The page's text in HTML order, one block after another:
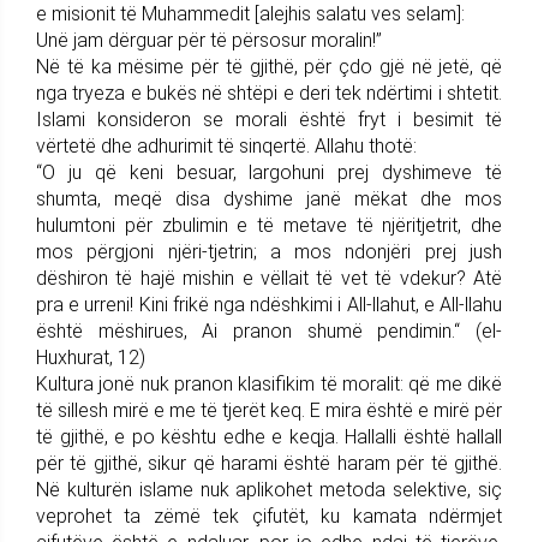
e misionit të Muhammedit [alejhis salatu ves selam]:
Unë jam dërguar për të përsosur moralin!”
Në të ka mësime për të gjithë, për çdo gjë në jetë, që
nga tryeza e bukës në shtëpi e deri tek ndërtimi i shtetit.
Islami konsideron se morali është fryt i besimit të
vërtetë dhe adhurimit të sinqertë. Allahu thotë:
“O ju që keni besuar, largohuni prej dyshimeve të
shumta, meqë disa dyshime janë mëkat dhe mos
hulumtoni për zbulimin e të metave të njëritjetrit, dhe
mos përgjoni njëri-tjetrin; a mos ndonjëri prej jush
dëshiron të hajë mishin e vëllait të vet të vdekur? Atë
pra e urreni! Kini frikë nga ndëshkimi i All-llahut, e All-llahu
është mëshirues, Ai pranon shumë pendimin.“ (el-
Huxhurat, 12)
Kultura jonë nuk pranon klasifikim të moralit: që me dikë
të sillesh mirë e me të tjerët keq. E mira është e mirë për
të gjithë, e po kështu edhe e keqja. Hallalli është hallall
për të gjithë, sikur që harami është haram për të gjithë.
Në kulturën islame nuk aplikohet metoda selektive, siç
veprohet ta zëmë tek çifutët, ku kamata ndërmjet